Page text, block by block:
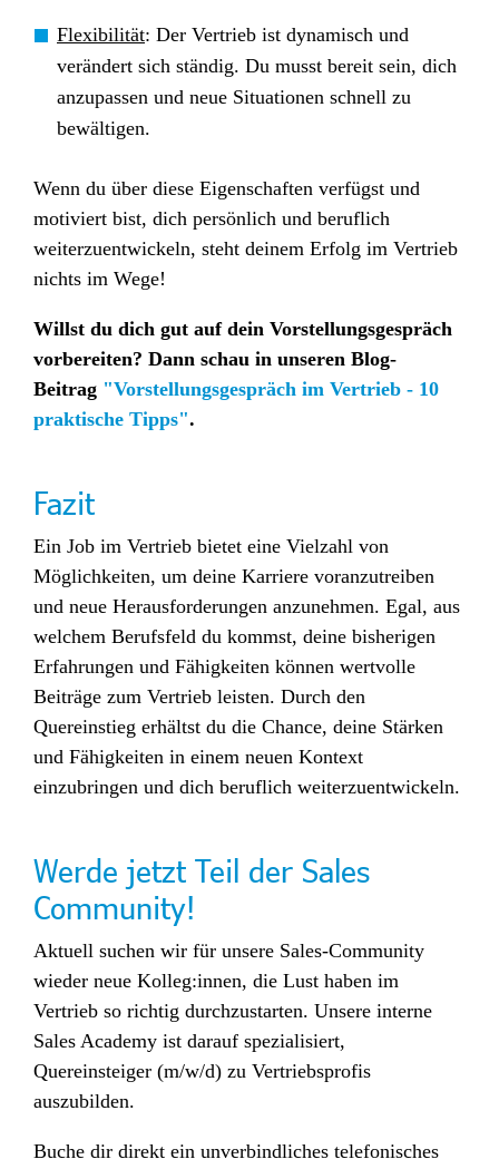
Flexibilität: Der Vertrieb ist dynamisch und
verändert sich ständig. Du musst bereit sein, dich
anzupassen und neue Situationen schnell zu
bewältigen.
Wenn du über diese Eigenschaften verfügst und
motiviert bist, dich persönlich und beruflich
weiterzuentwickeln, steht deinem Erfolg im Vertrieb
nichts im Wege!
Willst du dich gut auf dein Vorstellungsgespräch
vorbereiten? Dann schau in unseren Blog-
Beitrag "Vorstellungsgespräch im Vertrieb - 10
praktische Tipps".
Fazit
Ein Job im Vertrieb bietet eine Vielzahl von
Möglichkeiten, um deine Karriere voranzutreiben
und neue Herausforderungen anzunehmen. Egal, aus
welchem Berufsfeld du kommst, deine bisherigen
Erfahrungen und Fähigkeiten können wertvolle
Beiträge zum Vertrieb leisten. Durch den
Quereinstieg erhältst du die Chance, deine Stärken
und Fähigkeiten in einem neuen Kontext
einzubringen und dich beruflich weiterzuentwickeln.
Werde jetzt Teil der Sales
Community!
Aktuell suchen wir für unsere Sales-Community
wieder neue Kolleg:innen, die Lust haben im
Vertrieb so richtig durchzustarten. Unsere interne
Sales Academy ist darauf spezialisiert,
Quereinsteiger (m/w/d) zu Vertriebsprofis
auszubilden.
Buche dir direkt ein unverbindliches telefonisches